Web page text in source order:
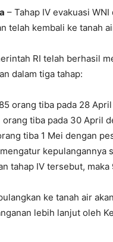
– Tahap IV evakuasi
telah kembali ke tanah
RI telah berhasil
dalam tiga tahap:
orang tiba pada 28
orang tiba pada 30 April
tiba 1 Mei dengan
kepulangannya
tahap IV tersebut,
ke tanah air
lebih lanjut oleh